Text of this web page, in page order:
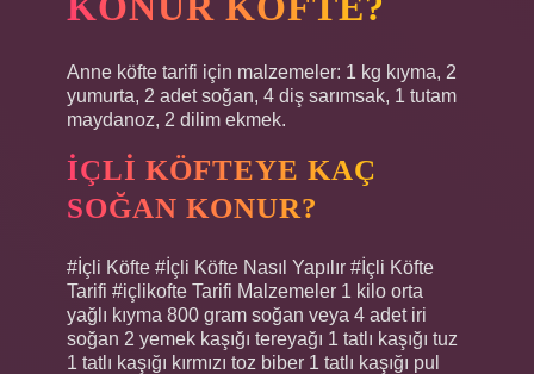
Anne köfte tarifi için malzemeler: 1 kg kıyma, 2
yumurta, 2 adet soğan, 4 diş sarımsak, 1 tutam
maydanoz, 2 dilim ekmek.
İÇLI KÖFTEYE KAÇ
SOĞAN KONUR?
#İçli Köfte #İçli Köfte Nasıl Yapılır #İçli Köfte
Tarifi #içlikofte Tarifi Malzemeler 1 kilo orta
yağlı kıyma 800 gram soğan veya 4 adet iri
soğan 2 yemek kaşığı tereyağı 1 tatlı kaşığı tuz
1 tatlı kaşığı kırmızı toz biber 1 tatlı kaşığı pul